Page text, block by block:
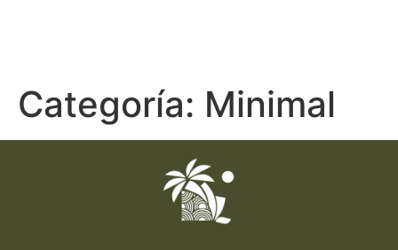
Categoría: Minimal